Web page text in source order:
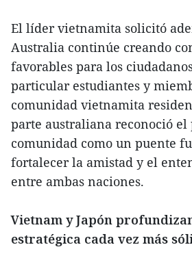
El líder vietnamita solicitó
Australia continúe creando
favorables para los
particular estudiantes y
comunidad vietnamita
parte australiana reconoció el
comunidad como un puente
fortalecer la amistad y el
entre ambas naciones.
Vietnam y Japón
estratégica cada vez más